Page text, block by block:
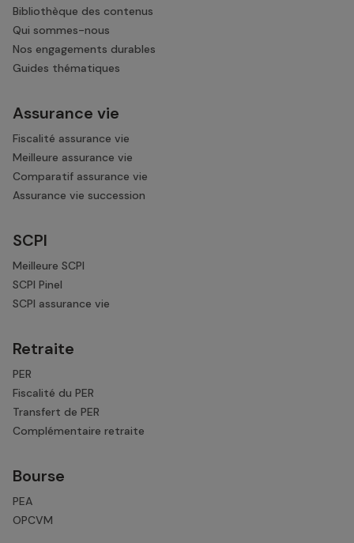
Bibliothèque des contenus
Qui sommes-nous
Nos engagements durables
Guides thématiques
Assurance vie
Fiscalité assurance vie
Meilleure assurance vie
Comparatif assurance vie
Assurance vie succession
SCPI
Meilleure SCPI
SCPI Pinel
SCPI assurance vie
Retraite
PER
Fiscalité du PER
Transfert de PER
Complémentaire retraite
Bourse
PEA
OPCVM